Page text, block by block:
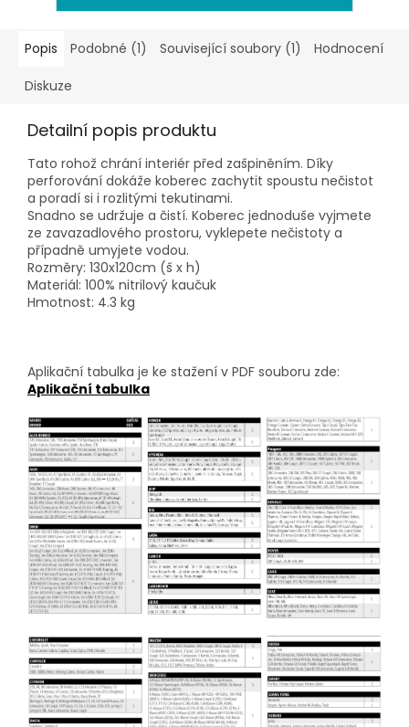
Popis Podobné (1) Související soubory (1) Hodnocení
Diskuze
Detailní popis produktu
Tato rohož chrání interiér před zašpiněním. Díky
perforování dokáže koberec zachytit spoustu nečistot
a poradí si i rozlitými tekutinami.
Snadno se udržuje a čistí. Koberec jednoduše vyjmete
ze zavazadlového prostoru, vyklepete nečistoty a
případně umyjete vodou.
Rozměry: 130x120cm (š x h)
Materiál: 100% nitrilový kaučuk
Hmotnost: 4.3 kg
Aplikační tabulka je ke stažení v PDF souboru zde:
Aplikační tabulka